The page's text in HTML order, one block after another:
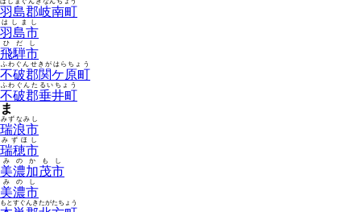
羽島郡岐南町
はしまぐんぎなんちょう
羽島市
はしまし
飛騨市
ひだし
不破郡関ケ原町
ふわぐんせきがはらちょう
不破郡垂井町
ふわぐんたるいちょう
ま
瑞浪市
みずなみし
瑞穂市
みずほし
美濃加茂市
みのかもし
美濃市
みのし
もとすぐんきたがたちょう